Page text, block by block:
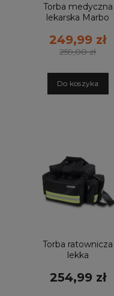
Torba medyczna
lekarska Marbo
czerwona 35 L
249,99 zł
259,00 zł
Do koszyka
Torba ratownicza
lekka
czarna
254,99 zł